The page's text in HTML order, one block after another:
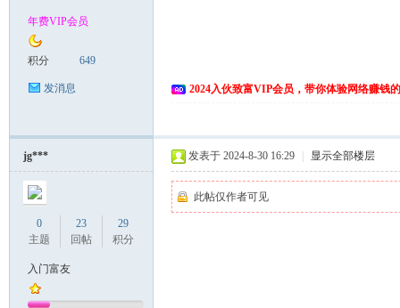
年费VIP会员
积分 649
发消息 2024入伙致富VIP会员，带你体验网络赚钱
jg***
0
主题
23
回帖
29
积分
入门富友
发表于 2024-8-30 16:29 显示全部楼层
此帖仅作者可见